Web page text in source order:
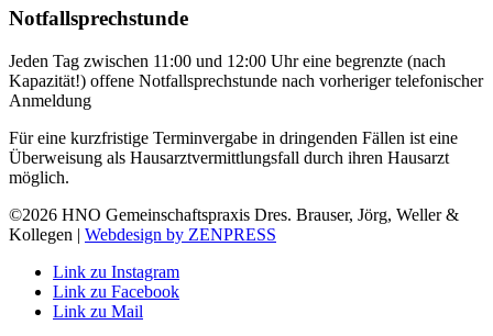
Notfallsprechstunde
Jeden Tag zwischen 11:00 und 12:00 Uhr eine begrenzte (nach
Kapazität!) offene Notfallsprechstunde nach vorheriger telefonischer
Anmeldung
Für eine kurzfristige Terminvergabe in dringenden Fällen ist eine
Überweisung als Hausarztvermittlungsfall durch ihren Hausarzt
möglich.
©2026 HNO Gemeinschaftspraxis Dres. Brauser, Jörg, Weller &
Kollegen | Webdesign by ZENPRESS
Link zu Instagram
Link zu Facebook
Link zu Mail